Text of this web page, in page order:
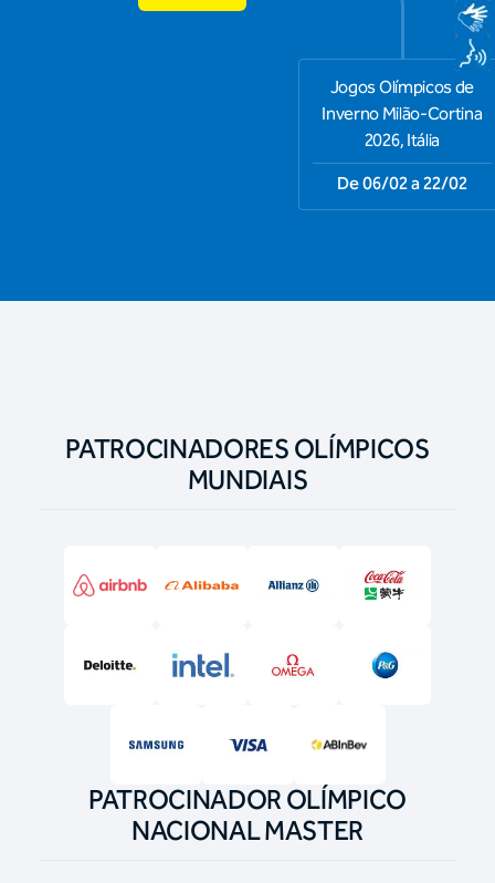
Jogos Olímpicos de
Inverno Milão-Cortina
2026, Itália
De 06/02 a 22/02
PATROCINADORES OLÍMPICOS
MUNDIAIS
PATROCINADOR OLÍMPICO
NACIONAL MASTER